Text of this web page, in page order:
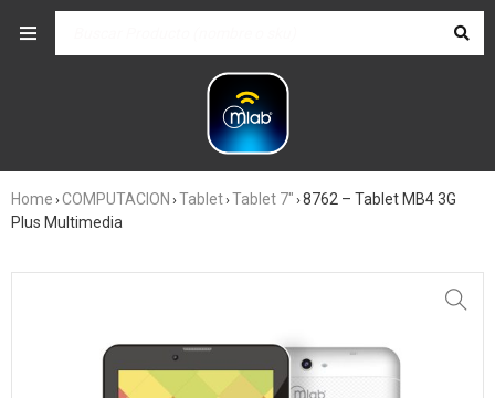
Home ›COMPUTACION ›Tablet›Tablet 7" ›8762 – Tablet MB4 3G
Plus Multimedia